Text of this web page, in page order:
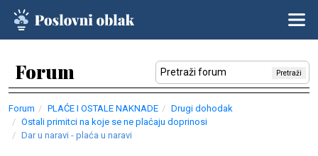
Forum Pretraži
Forum PLAĆE I OSTALE NAKNADE
Drugi dohodak
Ostali primitci na koje se ne plaćaju doprinosi
Dar u naravi - plaća u naravi